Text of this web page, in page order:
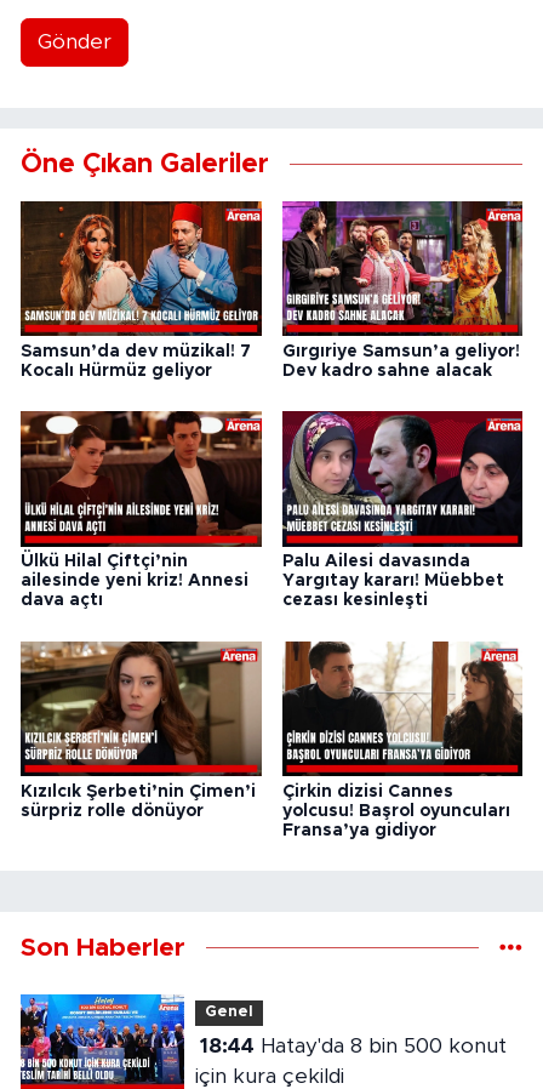
Gönder
Öne Çıkan Galeriler
Samsun’da dev müzikal! 7
Kocalı Hürmüz geliyor
Gırgıriye Samsun’a geliyor!
Dev kadro sahne alacak
Ülkü Hilal Çiftçi’nin
ailesinde yeni kriz! Annesi
dava açtı
Palu Ailesi davasında
Yargıtay kararı! Müebbet
cezası kesinleşti
Kızılcık Şerbeti’nin Çimen’i
sürpriz rolle dönüyor
Çirkin dizisi Cannes
yolcusu! Başrol oyuncuları
Fransa’ya gidiyor
Son Haberler
Genel
18:44
için kura çekildi